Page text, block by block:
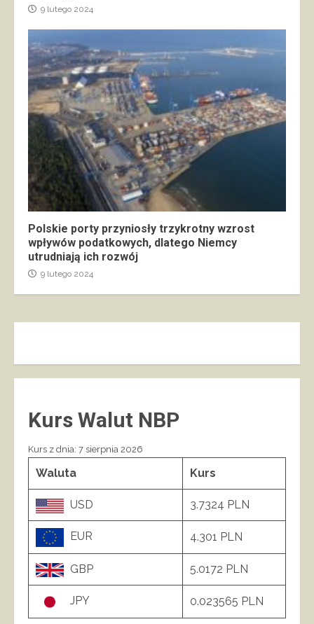
9 lutego 2024
Polskie porty przyniosły trzykrotny wzrost
wpływów podatkowych, dlatego Niemcy
utrudniają ich rozwój
9 lutego 2024
Kurs Walut NBP
Kurs z dnia: 7 sierpnia 2026
Waluta Kurs
USD 3.7324 PLN
EUR 4.301 PLN
GBP 5.0172 PLN
JPY 0.023565 PLN